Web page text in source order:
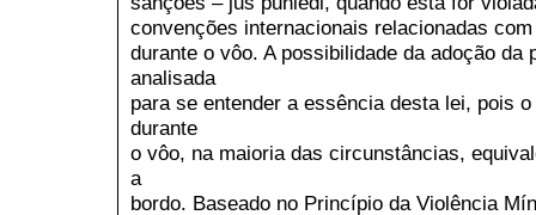
convenções internacionais relacionadas
durante o vôo. A possibilidade da adoção da
analisada
para se entender a essência desta lei, pois
durante
o vôo, na maioria das circunstâncias,
a
bordo. Baseado no Princípio da Violência